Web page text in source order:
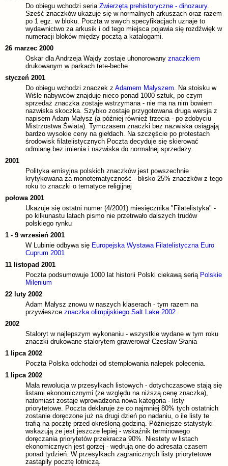
Do obiegu wchodzi seria Zwierzęta prehistoryczne - dinozaury.
Sześć znaczków ukazuje się w normalnych arkuszach oraz razem
po 1 egz. w bloku. Poczta w swych specyfikacjach uznaje to
wydawnictwo za arkusik i od tego miejsca pojawia się rozdźwięk w
numeracji bloków między pocztą a katalogami.
26 marzec 2000
Oskar dla Andrzeja Wajdy zostaje uhonorowany znaczkiem
drukowanym w parkach tete-beche
styczeń 2001
Do obiegu wchodzi znaczek z Adamem Małyszem. Na stoisku w
Wiśle nabywców znajduje nieco ponad 1000 sztuk, po czym
sprzedaż znaczka zostaje wstrzymana - nie ma na nim bowiem
nazwiska skoczka. Szybko zostaje przygotowana druga wersja z
napisem Adam Małysz (a później również trzecia - po zdobyciu
Mistrzostwa Świata). Tymczasem znaczki bez nazwiska osiągają
bardzo wysokie ceny na giełdach. Na szczęście po protestach
środowisk filatelistycznych Poczta decyduje się skierować
odmianę bez imienia i nazwiska do normalnej sprzedaży.
2001
Polityka emisyjna polskich znaczków jest powszechnie
krytykowana za monotematyczność - blisko 25% znaczków z tego
roku to znaczki o tematyce religijnej
połowa 2001
Ukazuje się ostatni numer (4/2001) miesięcznika "Filatelistyka" -
po kilkunastu latach pismo nie przetrwało dalszych trudów
polskiego rynku
1 - 9 wrzesień 2001
W Lubinie odbywa się Europejska Wystawa Filatelistyczna Euro
Cuprum 2001
11 listopad 2001
Poczta podsumowuje 1000 lat historii Polski ciekawą serią Polskie
Milenium
22 luty 2002
Adam Małysz znowu w naszych klaserach - tym razem na
przywieszce znaczka olimpijskiego Salt Lake 2002
2002
Staloryt w najlepszym wykonaniu - wszystkie wydane w tym roku
znaczki drukowane stalorytem grawerował Czesław Słania
1 lipca 2002
Poczta Polska odchodzi od stemplowania nalepek polecenia.
1 lipca 2002
Mała rewolucja w przesyłkach listowych - dotychczasowe stają się
listami ekonomicznymi (ze względu na niższą cenę znaczka),
natomiast zostaje wprowadzona nowa kategoria - listy
priorytetowe. Poczta deklaruje że co najmniej 80% tych ostatnich
zostanie doręczone już na drugi dzień po nadaniu, o ile listy te
trafią na pocztę przed określoną godziną. Późniejsze statystyki
wskazują że jest jeszcze lepiej - wskaźnik terminowego
doręczania priorytetów przekracza 90%. Niestety w listach
ekonomicznych jest gorzej - wędrują one do adresata czasem
ponad tydzień. W przesyłkach zagranicznych listy priorytetowe
zastąpiły pocztę lotniczą.